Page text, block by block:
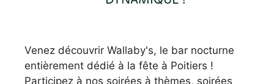
Venez découvrir Wallaby's, le bar nocturne
entièrement dédié à la fête à Poitiers !
Participez à nos soirées à thèmes, soirées